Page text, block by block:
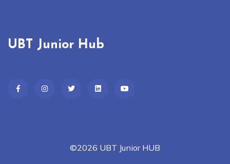
UBT Junior Hub
©2026 UBT Junior HUB